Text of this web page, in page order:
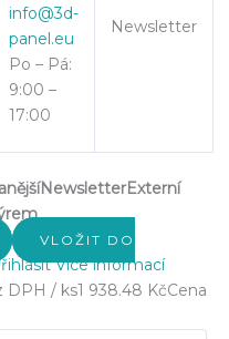
info@3d-
panel.eu
Po – Pá:
9:00 –
17:00
Newsletter
NewsletterExterní
VLOŽIT DO
Více informací
DPH / ks1 938.48 KčCena